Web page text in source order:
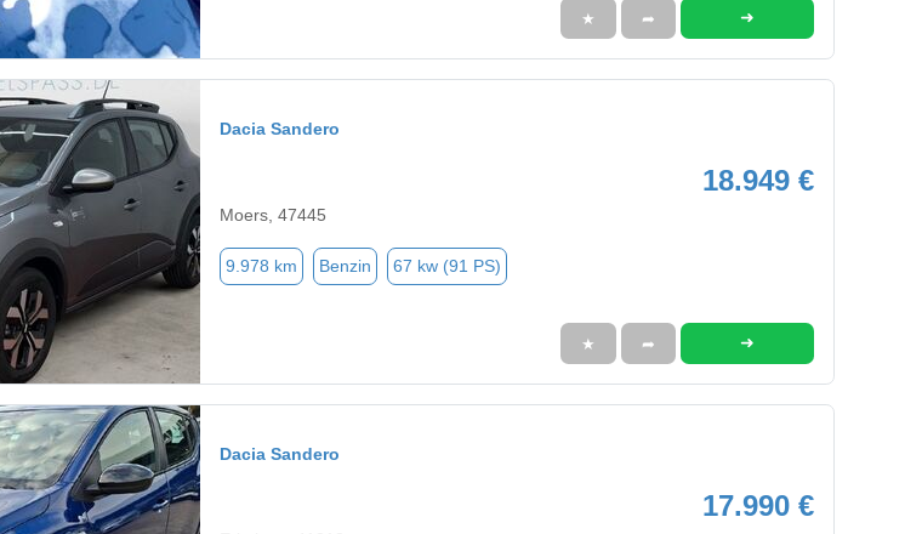
★ ➦ ➜
Dacia Sandero
18.949 €
Moers, 47445
9.978 km Benzin 67 kw (91 PS)
★ ➦ ➜
Dacia Sandero
17.990 €